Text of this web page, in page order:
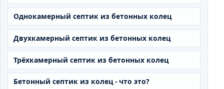
Однокамерный септик из бетонных колец
Двухкамерный септик из бетонных колец
Трёхкамерный септик из бетонных колец
Бетонный септик из колец - что это?